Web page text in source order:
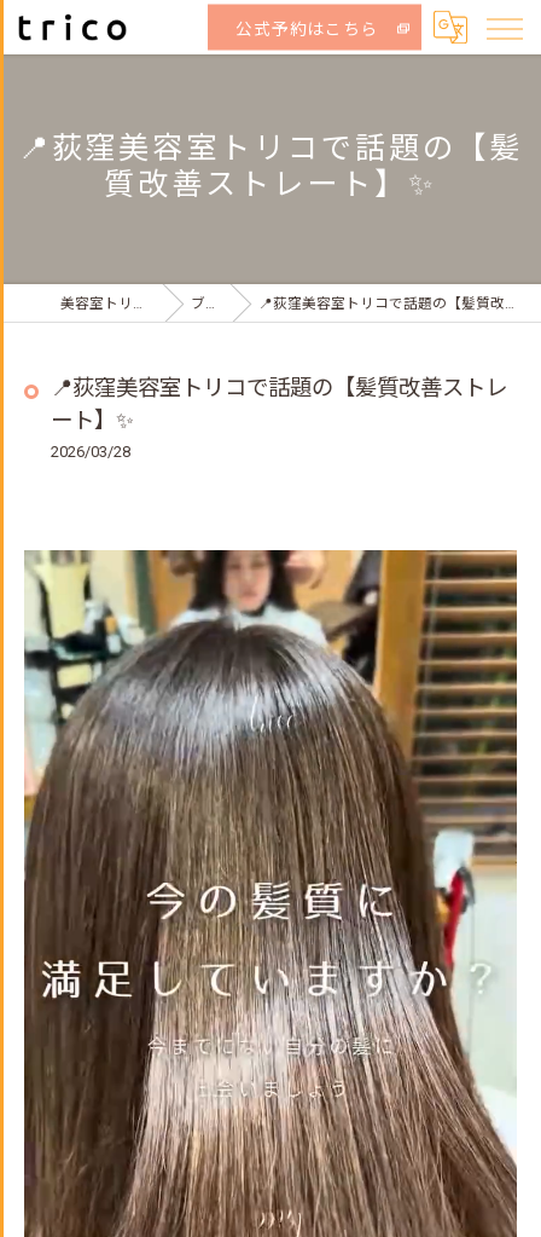
公式予約はこちら
📍荻窪美容室トリコで話題の【髪
質改善ストレート】✨
美容室トリコ荻窪店 ブログ 📍荻窪美容室トリコで話題の【髪質改善ストレート】✨
📍荻窪美容室トリコで話題の【髪質改善ストレ
ート】✨
2026/03/28